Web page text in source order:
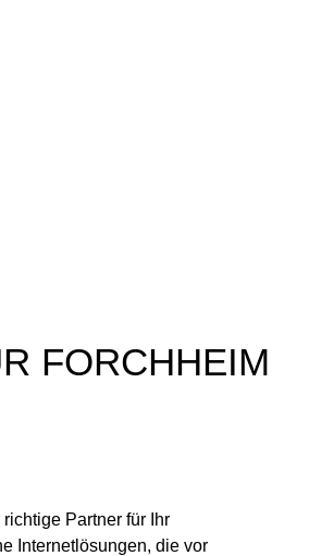
FORCHHEIM
Partner für Ihr
Internetlösungen, die vor